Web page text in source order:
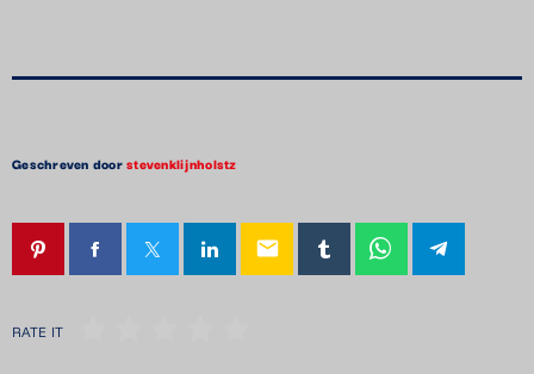
Geschreven doorstevenklijnholstz
email
RATE IT